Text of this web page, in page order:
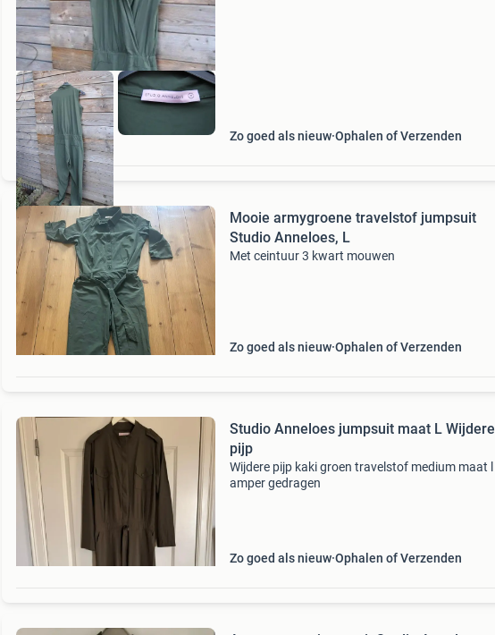
Zo goed als nieuw Ophalen of Verzenden
Mooie armygroene travelstof jumpsuit
Studio Anneloes, L
Met ceintuur 3 kwart mouwen
Zo goed als nieuw Ophalen of Verzenden
Studio Anneloes jumpsuit maat L Wijdere
pijp
Wijdere pijp kaki groen travelstof medium maat l
amper gedragen
Zo goed als nieuw Ophalen of Verzenden